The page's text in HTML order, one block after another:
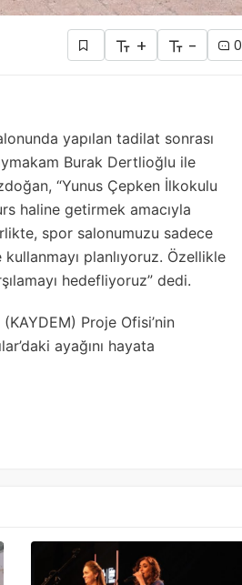
+ - 0
yapılan tadilat sonrası
Burak Dertlioğlu ile
“Yunus Çepken İlkokulu
haline getirmek amacıyla
spor salonumuzu sadece
planlıyoruz. Özellikle
hedefliyoruz” dedi.
Proje Ofisi’nin
ayağını hayata